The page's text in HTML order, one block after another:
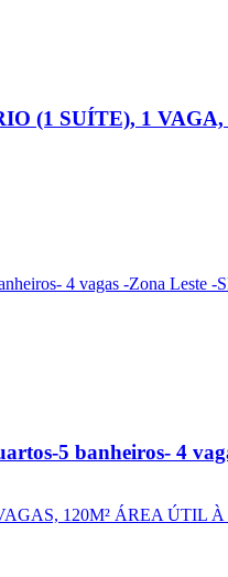
(1 SUÍTE), 1
5 banheiros- 4